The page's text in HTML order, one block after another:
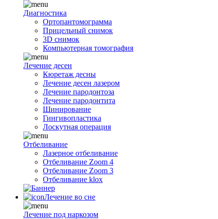
Диагностика
Ортопантомограмма
Прицельный снимок
3D снимок
Компьютерная томография
Лечение десен
Кюретаж десны
Лечение десен лазером
Лечение пародонтоза
Лечение пародонтита
Шинирование
Гингивопластика
Лоскутная операция
Отбеливание
Лазерное отбеливание
Отбеливание Zoom 4
Отбеливание Zoom 3
Отбеливание klox
Лечение во сне
Лечение под наркозом